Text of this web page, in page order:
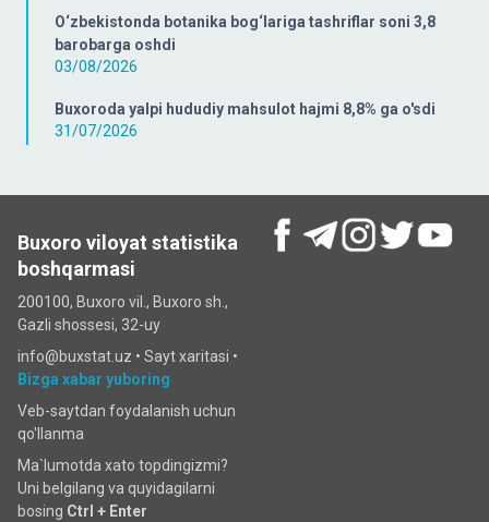
O‘zbekistonda botanika bog‘lariga tashriflar soni 3,8
barobarga oshdi
03/08/2026
Buxoroda yalpi hududiy mahsulot hajmi 8,8% ga o'sdi
31/07/2026
Buxoro viloyat statistika
boshqarmasi
200100, Buxoro vil., Buxoro sh.,
Gazli shossesi, 32-uy
info@buxstat.uz • Sayt xaritasi •
Bizga xabar yuboring
Veb-saytdan foydalanish uchun
qo'llanma
Ma`lumotda xato topdingizmi?
Uni belgilang va quyidagilarni
bosing Ctrl + Enter